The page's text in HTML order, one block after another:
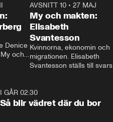
23:40
Denice
och
AVSNITT 10 •27 MAJ
My och makten:
Elisabeth
Svantesson
Kvinnorna, ekonomin och
migrationen. Elisabeth
Svantesson ställs till svars
I GÅR 02:30
Så blir vädret där du bor